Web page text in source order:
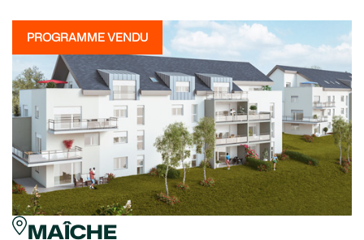
PROGRAMME VENDU
MAÎCHE